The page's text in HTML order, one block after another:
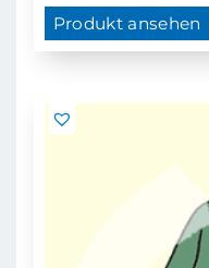
Produkt ansehen